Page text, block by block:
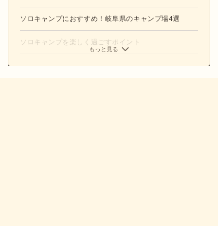
ソロキャンプにおすすめ！岐阜県のキャンプ場4選
ソロキャンプを楽しく過ごすポイント
もっと見る